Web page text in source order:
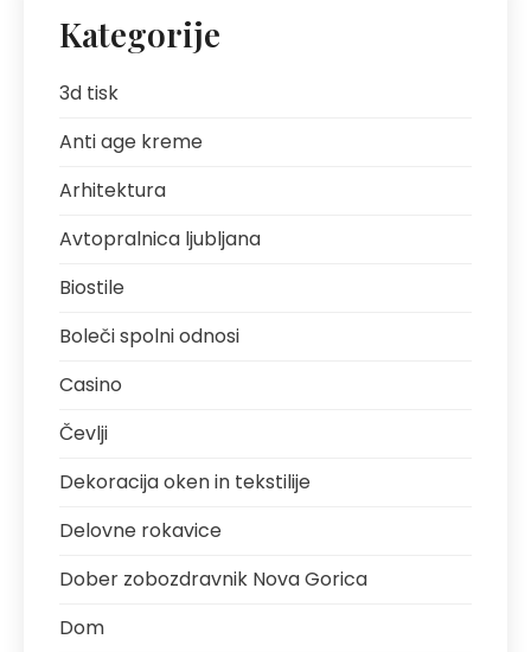
Kategorije
3d tisk
Anti age kreme
Arhitektura
Avtopralnica ljubljana
Biostile
Boleči spolni odnosi
Casino
Čevlji
Dekoracija oken in tekstilije
Delovne rokavice
Dober zobozdravnik Nova Gorica
Dom